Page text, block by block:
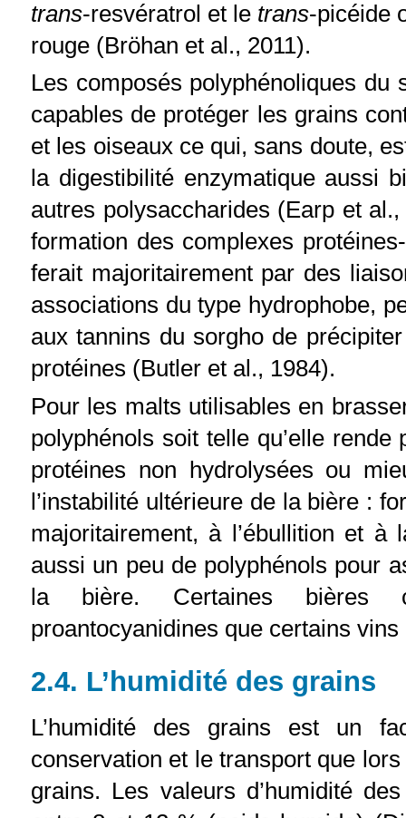
trans-resvératrol et le trans-picéide
rouge (Bröhan et al., 2011).
Les composés polyphénoliques du
capables de protéger les grains
et les oiseaux ce qui, sans doute,
la digestibilité enzymatique aussi
autres polysaccharides (Earp et
formation des complexes
ferait majoritairement par des
associations du type hydrophobe,
aux tannins du sorgho de
protéines (Butler et al., 1984).
Pour les malts utilisables en
polyphénols soit telle qu’elle
protéines non hydrolysées ou
l’instabilité ultérieure de la bière :
majoritairement, à l’ébullition et
aussi un peu de polyphénols pour
la bière. Certaines bières
proantocyanidines que certains
2.4. L’humidité des grains
L’humidité des grains est un
conservation et le transport que
grains. Les valeurs d’humidité